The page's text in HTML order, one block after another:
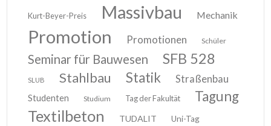
Kurt-Beyer-Preis Massivbau Mechanik
Promotion Promotionen Schüler
Seminar für Bauwesen SFB 528
SLUB Stahlbau Statik Straßenbau
Studenten Studium Tag der Fakultät Tagung
Textilbeton TUDALIT Uni-Tag